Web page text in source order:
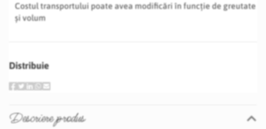
Costul transportului poate avea modificări în funcție de greutate
și volum
Distribuie
Descriere produs